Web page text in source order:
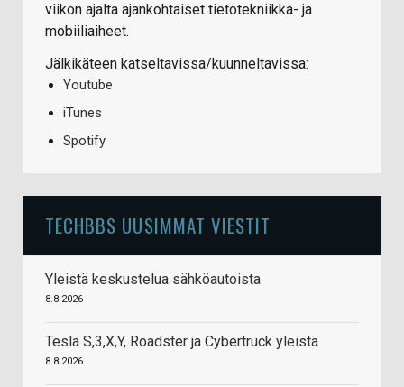
viikon ajalta ajankohtaiset tietotekniikka- ja
mobiiliaiheet.
Jälkikäteen katseltavissa/kuunneltavissa:
Youtube
iTunes
Spotify
TECHBBS UUSIMMAT VIESTIT
Yleistä keskustelua sähköautoista
8.8.2026
Tesla S,3,X,Y, Roadster ja Cybertruck yleistä
8.8.2026